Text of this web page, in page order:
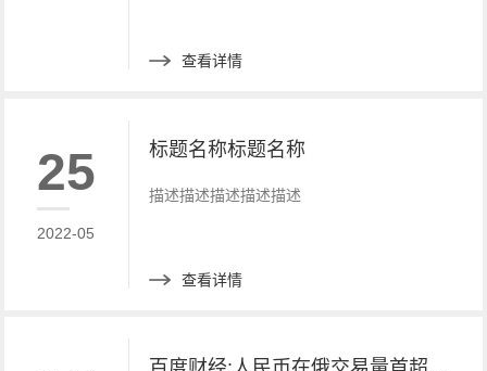
查看详情
25
2022-05
标题名称标题名称
描述描述描述描述描述
查看详情